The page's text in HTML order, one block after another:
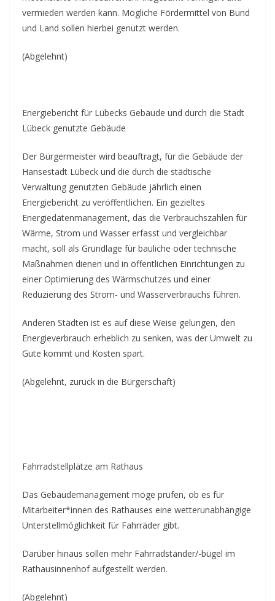
vermieden werden kann. Mögliche Fördermittel von Bund
und Land sollen hierbei genutzt werden.
(Abgelehnt)
Energiebericht für Lübecks Gebäude und durch die Stadt
Lübeck genutzte Gebäude
Der Bürgermeister wird beauftragt, für die Gebäude der
Hansestadt Lübeck und die durch die städtische
Verwaltung genutzten Gebäude jährlich einen
Energiebericht zu veröffentlichen. Ein gezieltes
Energiedatenmanagement, das die Verbrauchszahlen für
Wärme, Strom und Wasser erfasst und vergleichbar
macht, soll als Grundlage für bauliche oder technische
Maßnahmen dienen und in öffentlichen Einrichtungen zu
einer Optimierung des Wärmschutzes und einer
Reduzierung des Strom- und Wasserverbrauchs führen.
Anderen Städten ist es auf diese Weise gelungen, den
Energieverbrauch erheblich zu senken, was der Umwelt zu
Gute kommt und Kosten spart.
(Abgelehnt, zurück in die Bürgerschaft)
Fahrradstellplätze am Rathaus
Das Gebäudemanagement möge prüfen, ob es für
Mitarbeiter*innen des Rathauses eine wetterunabhängige
Unterstellmöglichkeit für Fahrräder gibt.
Darüber hinaus sollen mehr Fahrradständer/-bügel im
Rathausinnenhof aufgestellt werden.
(Abgelehnt)